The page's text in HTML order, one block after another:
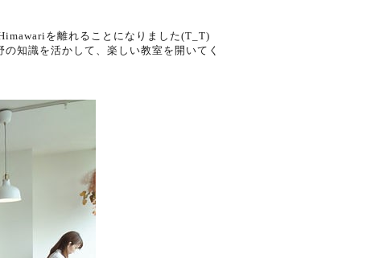
を離れることになりました(T_T)
知識を活かして、楽しい教室を開いてく